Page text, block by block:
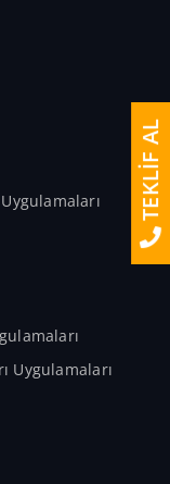
Uygulamaları
TEKLİF AL